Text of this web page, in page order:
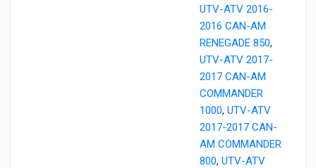
UTV-ATV 2016-
2016 CAN-AM
RENEGADE 850,
UTV-ATV 2017-
2017 CAN-AM
COMMANDER
1000, UTV-ATV
2017-2017 CAN-
AM COMMANDER
800, UTV-ATV